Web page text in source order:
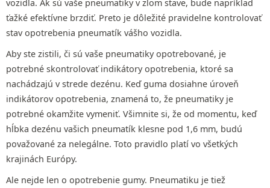
vozidla. Ak sú vaše pneumatiky v zlom stave, bude napríklad
ťažké efektívne brzdiť. Preto je dôležité pravidelne kontrolovať
stav opotrebenia pneumatík vášho vozidla.
Aby ste zistili, či sú vaše pneumatiky opotrebované, je
potrebné skontrolovať indikátory opotrebenia, ktoré sa
nachádzajú v strede dezénu. Keď guma dosiahne úroveň
indikátorov opotrebenia, znamená to, že pneumatiky je
potrebné okamžite vymeniť. Všimnite si, že od momentu, keď
hĺbka dezénu vašich pneumatík klesne pod 1,6 mm, budú
považované za nelegálne. Toto pravidlo platí vo všetkých
krajinách Európy.
Ale nejde len o opotrebenie gumy. Pneumatiku je tiež